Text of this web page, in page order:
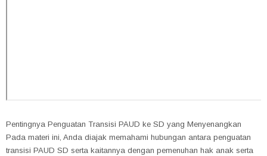
Pentingnya Penguatan Transisi PAUD ke SD yang Menyenangkan
Pada materi ini, Anda diajak memahami hubungan antara penguatan
transisi PAUD SD serta kaitannya dengan pemenuhan hak anak serta